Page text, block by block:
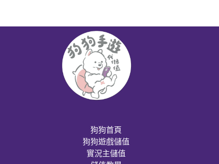
狗狗首頁
狗狗遊戲儲值
實況主儲值